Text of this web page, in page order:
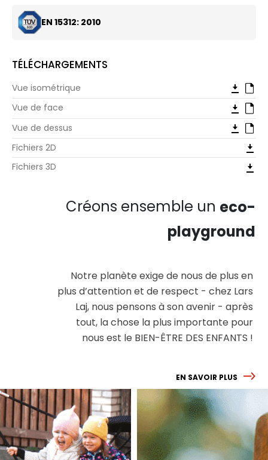
de match se transformer en mini-événement sportif,
reflétant l'énergie et la passion du célèbre San Siro
Stadium. Découvrez San Siro, la nouvelle définition
Préparez-vous à jouer, à vous entraîner et à
conquérir !
EN 15312: 2010
TÉLÉCHARGEMENTS
Vue isométrique
Vue de face
Vue de dessus
Fichiers 2D
Fichiers 3D
Créons ensemble un eco-
playground
Notre planète exige de nous de plus en
plus d’attention et de respect - chez Lars
Laj, nous pensons à son avenir - après
tout, la chose la plus importante pour
nous est le BIEN-ÊTRE DES ENFANTS !
EN SAVOIR PLUS